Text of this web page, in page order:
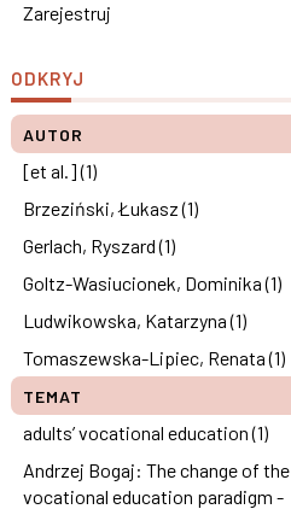
Zarejestruj
ODKRYJ
AUTOR
[et al.] (1)
Brzeziński, Łukasz (1)
Gerlach, Ryszard (1)
Goltz-Wasiucionek, Dominika (1)
Ludwikowska, Katarzyna (1)
Tomaszewska-Lipiec, Renata (1)
TEMAT
adults’ vocational education (1)
Andrzej Bogaj: The change of the
vocational education paradigm -